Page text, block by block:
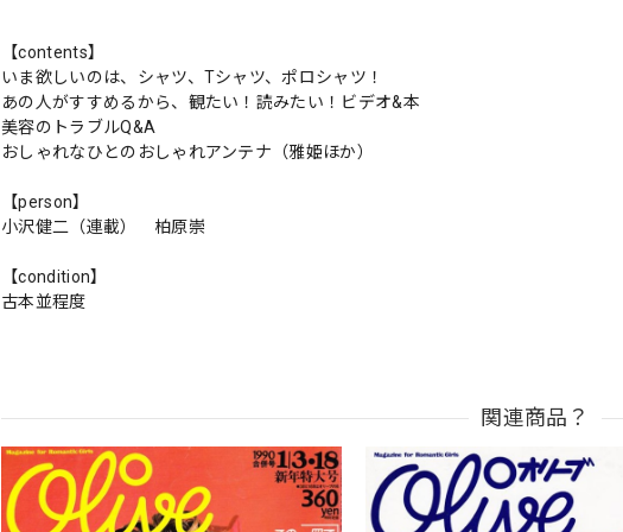
【contents】
いま欲しいのは、シャツ、Tシャツ、ポロシャツ！
あの人がすすめるから、観たい！読みたい！ビデオ&本
美容のトラブルQ&A
おしゃれなひとのおしゃれアンテナ（雅姫ほか）
【person】
小沢健二（連載） 柏原崇
【condition】
古本並程度
関連商品？